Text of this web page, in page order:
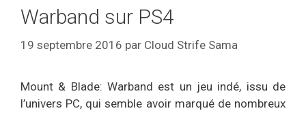
Warband sur PS4
19 septembre 2016 par Cloud Strife Sama
Mount & Blade: Warband est un jeu indé, issu de
l’univers PC, qui semble avoir marqué de nombreux